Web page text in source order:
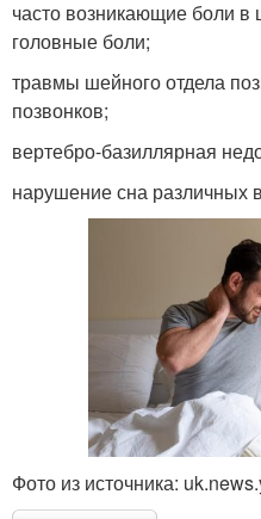
часто возникающие боли в
головные боли;
травмы шейного отдела
позвонков;
вертебро-базиллярная
нарушение сна различных
Фото из источника: